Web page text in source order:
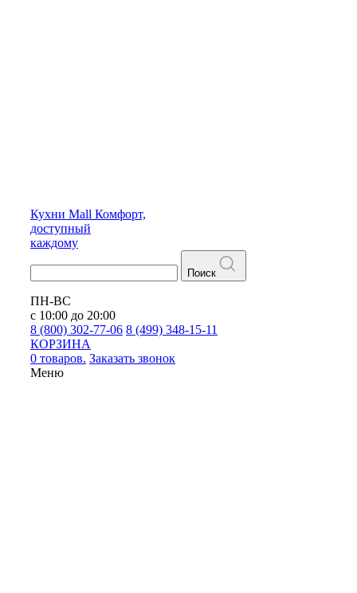
Кухни Mall Комфорт,
доступный
каждому
Поиск
ПН-ВС
с 10:00 до 20:00
8 (800) 302-77-06 8 (499) 348-15-11
КОРЗИНА
0 товаров. Заказать звонок
Меню